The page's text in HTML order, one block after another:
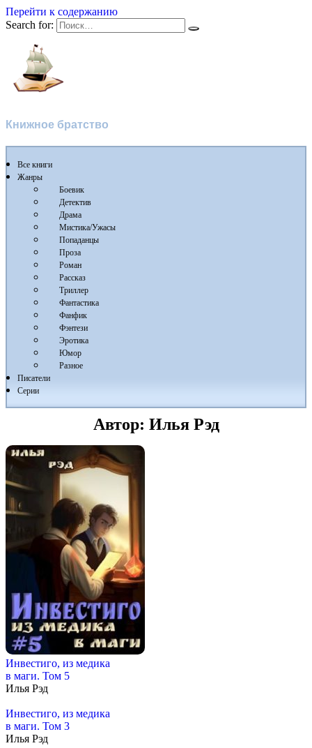
Перейти к содержанию
Search for:
Книжное братство
Все книги
Жанры
Боевик
Детектив
Драма
Мистика/Ужасы
Попаданцы
Проза
Роман
Рассказ
Триллер
Фантастика
Фанфик
Фэнтези
Эротика
Юмор
Разное
Писатели
Серии
Автор: Илья Рэд
Инвестиго, из медика
в маги. Том 5
Илья Рэд
Инвестиго, из медика
в маги. Том 3
Илья Рэд